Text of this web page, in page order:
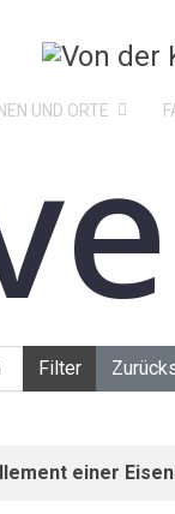
UND ORTE
Filter
einer